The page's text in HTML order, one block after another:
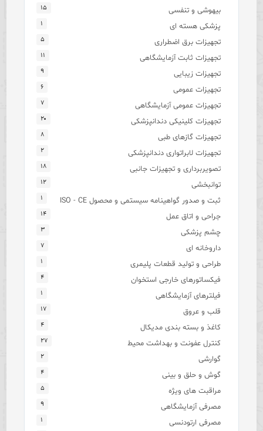
بیهوشی و تنفسی ۱۵
پزشکی هسته ای ۱
تجهیزات برق اضطراری ۵
تجهیزات ثابت آزمایشگاهی ۱۱
تجهیزات زیبایی ۹
تجهیزات عمومی ۶
تجهیزات عمومی آزمایشگاهی ۷
تجهیزات کلینیکی دندانپزشکی ۲۰
تجهیزات گازهای طبی ۸
تجهیزات لابراتواری دندانپزشکی ۲
تصویربرداری و تجهیزات جانبی ۱۸
توانبخشی ۱۲
ثبت و صدور گواهینامه سیستمی و محصول ISO - CE ۱
جراحی و اتاق عمل ۱۴
چشم پزشکی ۳
داروخانه ای ۷
طراحی و تولید قطعات پلیمری ۱
فیکساتورهای خارجی استخوان ۴
فیلترهای آزمایشگاهی ۱
قلب و عروق ۱۷
کاغذ و بسته بندی مدیکال ۴
کنترل عفونت و بهداشت محیط ۲۷
گوارشی ۲
گوش و حلق و بینی ۴
مراقبت های ویژه ۵
مصرفی آزمایشگاهی ۹
مصرفی ارتودنسی ۱